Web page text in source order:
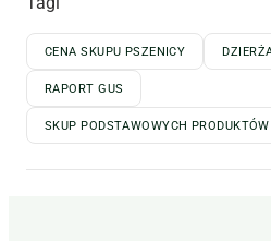
CENA SKUPU PSZENICY
RAPORT GUS
SKUP PODSTAWOWYCH